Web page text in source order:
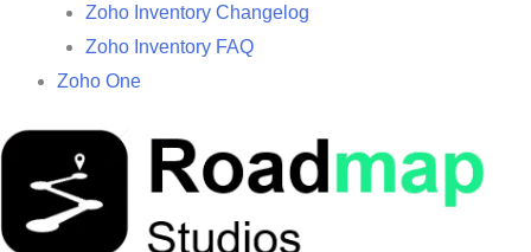
Zoho Inventory Changelog
Zoho Inventory FAQ
Zoho One